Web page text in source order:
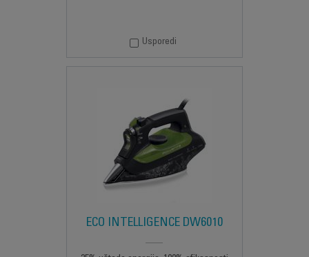
Usporedi
ECO INTELLIGENCE DW6010